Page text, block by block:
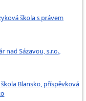
škola s právem
nad Sázavou, s.r.o.,
Blansko, příspěvková